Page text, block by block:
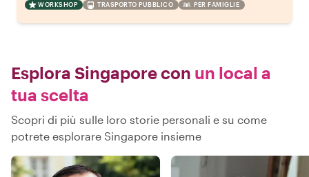
WORKSHOP TRASPORTO PUBBLICO PER FAMIGLIE
Esplora Singapore con un local a
tua scelta
Scopri di più sulle loro storie personali e su come
potrete esplorare Singapore insieme